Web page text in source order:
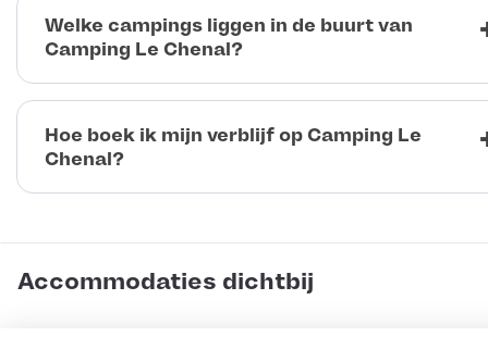
Welke campings liggen in de buurt van
Camping Le Chenal?
Hoe boek ik mijn verblijf op Camping Le
Chenal?
Accommodaties dichtbij